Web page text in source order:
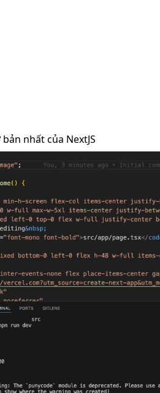
nhất của NextJS